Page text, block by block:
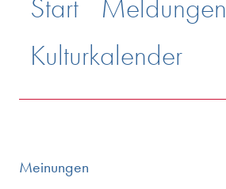
Start Meldungen
Kulturkalender
Meinungen